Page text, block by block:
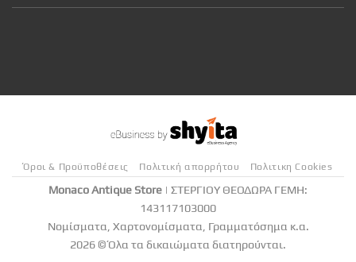
Όροι & Προϋποθέσεις Πολιτική απορρήτου Πολιτικη Cookies
Monaco Antique Store | ΣΤΕΡΓΙΟΥ ΘΕΟΔΩΡΑ ΓΕΜΗ:
143117103000
Νομίσματα, Χαρτονομίσματα, Γραμματόσημα κ.α.
2026 © Όλα τα δικαιώματα διατηρούνται.